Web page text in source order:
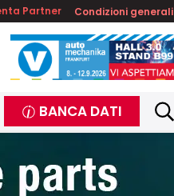
Partner Condizioni generali
BANCA DATI